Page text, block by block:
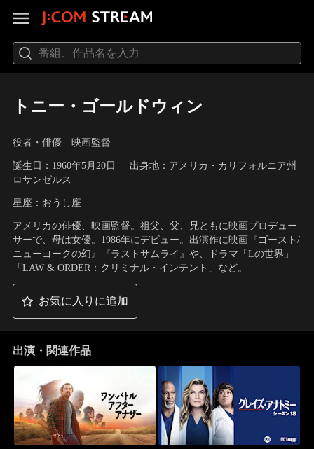
トニー・ゴールドウィン
役者・俳優 映画監督
誕生日：1960年5月20日
出身地：アメリカ・カリフォルニア州
ロサンゼルス
星座：おうし座
アメリカの俳優、映画監督。祖父、父、兄ともに映画プロデュー
サーで、母は女優。1986年にデビュー。出演作に映画『ゴースト/
ニューヨークの幻』『ラストサムライ』や、ドラマ「Lの世界」
「LAW & ORDER：クリミナル・インテント」など。
お気に入りに追加
出演・関連作品